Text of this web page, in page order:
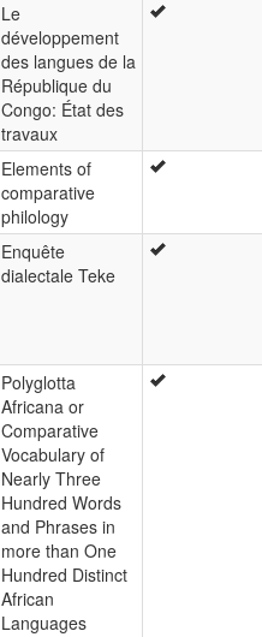
Le
développement
des langues de la
République du
Congo: État des
travaux
Elements of
comparative
philology
Enquête
dialectale Teke
Polyglotta
Africana or
Comparative
Vocabulary of
Nearly Three
Hundred Words
and Phrases in
more than One
Hundred Distinct
African
Languages